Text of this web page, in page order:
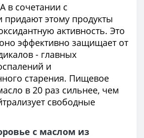
в сочетании с
этому продукты
активность. Это
эффективно защищает от
- главных
и
старения. Пищевое
в 20 раз сильнее, чем
свободные
с маслом из